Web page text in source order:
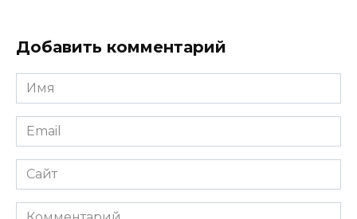
Добавить комментарий
Имя
*
Email
*
Сайт
Комментарий